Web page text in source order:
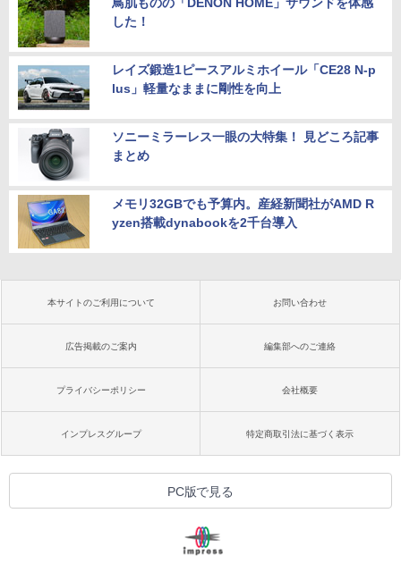
鳥肌ものの「DENON HOME」サウンドを体感
した！
レイズ鍛造1ピースアルミホイール「CE28 N-p
lus」軽量なままに剛性を向上
ソニーミラーレス一眼の大特集！ 見どころ記事
まとめ
メモリ32GBでも予算内。産経新聞社がAMD R
yzen搭載dynabookを2千台導入
本サイトのご利用について お問い合わせ
広告掲載のご案内 編集部へのご連絡
プライバシーポリシー 会社概要
インプレスグループ 特定商取引法に基づく表示
PC版で見る